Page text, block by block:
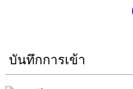
บันทึกการเข้า